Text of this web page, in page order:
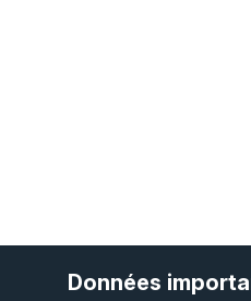
Données